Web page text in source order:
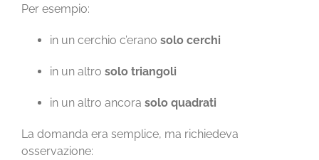
Per esempio:
in un cerchio c’erano solo cerchi
in un altro solo triangoli
in un altro ancora solo quadrati
La domanda era semplice, ma richiedeva
osservazione: